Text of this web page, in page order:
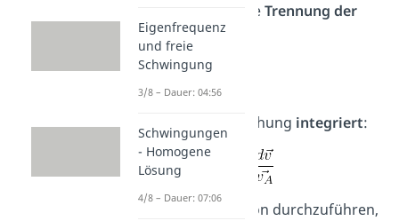
Danach kommt dieTrennung der
Variablen:
Jetzt wird die Gleichung integriert:
Um eine Integration durchzuführen,
Eigenfrequenz
und freie
Schwingung
3/8 – Dauer: 04:56
Schwingungen
- Homogene
Lösung
4/8 – Dauer: 07:06